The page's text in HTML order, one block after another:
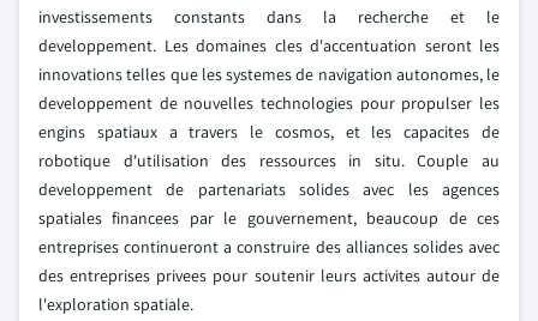
investissements constants dans la recherche et le
developpement. Les domaines cles d'accentuation seront les
innovations telles que les systemes de navigation autonomes, le
developpement de nouvelles technologies pour propulser les
engins spatiaux a travers le cosmos, et les capacites de
robotique d'utilisation des ressources in situ. Couple au
developpement de partenariats solides avec les agences
spatiales financees par le gouvernement, beaucoup de ces
entreprises continueront a construire des alliances solides avec
des entreprises privees pour soutenir leurs activites autour de
l'exploration spatiale.